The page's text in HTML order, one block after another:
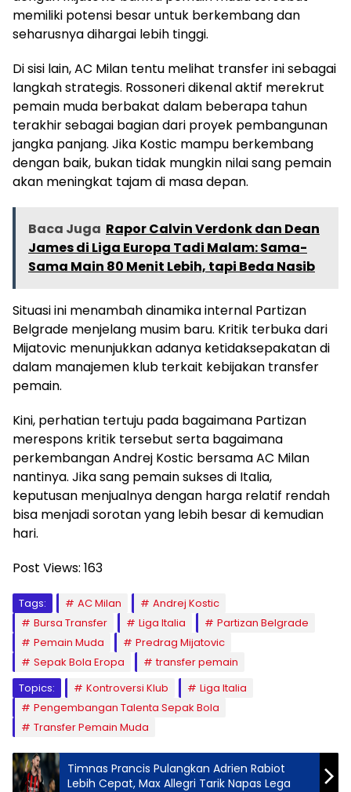
memiliki potensi besar untuk berkembang dan
seharusnya dihargai lebih tinggi.
Di sisi lain, AC Milan tentu melihat transfer ini sebagai
langkah strategis. Rossoneri dikenal aktif merekrut
pemain muda berbakat dalam beberapa tahun
terakhir sebagai bagian dari proyek pembangunan
jangka panjang. Jika Kostic mampu berkembang
dengan baik, bukan tidak mungkin nilai sang pemain
akan meningkat tajam di masa depan.
Baca Juga Rapor Calvin Verdonk dan Dean
James di Liga Europa Tadi Malam: Sama-
Sama Main 80 Menit Lebih, tapi Beda Nasib
Situasi ini menambah dinamika internal Partizan
Belgrade menjelang musim baru. Kritik terbuka dari
Mijatovic menunjukkan adanya ketidaksepakatan di
dalam manajemen klub terkait kebijakan transfer
pemain.
Kini, perhatian tertuju pada bagaimana Partizan
merespons kritik tersebut serta bagaimana
perkembangan Andrej Kostic bersama AC Milan
nantinya. Jika sang pemain sukses di Italia,
keputusan menjualnya dengan harga relatif rendah
bisa menjadi sorotan yang lebih besar di kemudian
hari.
Post Views: 163
Tags: AC Milan
Andrej Kostic
Bursa Transfer
Liga Italia
Partizan Belgrade
Pemain Muda
Predrag Mijatovic
Sepak Bola Eropa
transfer pemain
Topics:
Kontroversi Klub
Liga Italia
Pengembangan Talenta Sepak Bola
Transfer Pemain Muda
Timnas Prancis Pulangkan Adrien Rabiot
Lebih Cepat, Max Allegri Tarik Napas Lega